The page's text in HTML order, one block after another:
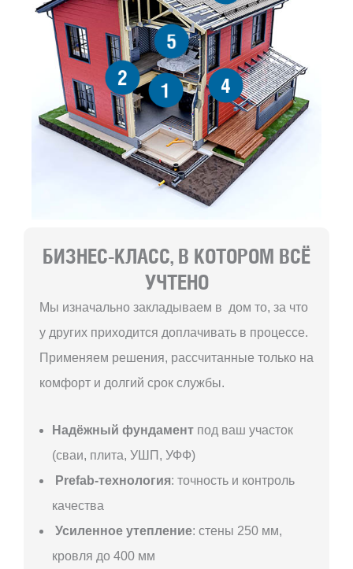
1
2 4
5
БИЗНЕС-КЛАСС, В КОТОРОМ ВСЁ
УЧТЕНО
Мы изначально закладываем в дом то, за что
у других приходится доплачивать в процессе.
Применяем решения, рассчитанные только на
комфорт и долгий срок службы.
Надёжный фундамент под ваш участок
(сваи, плита, УШП, УФФ)
Prefab-технология: точность и контроль
качества
Усиленное утепление: стены 250 мм,
кровля до 400 мм